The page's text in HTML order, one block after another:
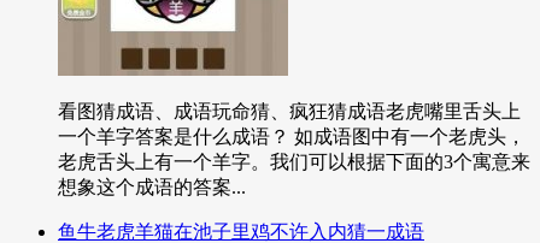
看图猜成语、成语玩命猜、疯狂猜成语老虎嘴里舌头上
一个羊字答案是什么成语？ 如成语图中有一个老虎头，
老虎舌头上有一个羊字。我们可以根据下面的3个寓意来
想象这个成语的答案...
鱼牛老虎羊猫在池子里鸡不许入内猜一成语